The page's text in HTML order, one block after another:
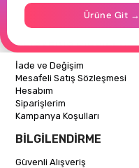
İletişim
Mağazalarımız
ALIŞVERİŞ BİLGİLERİ
İade ve Değişim
Mesafeli Satış Sözleşmesi
Hesabım
Siparişlerim
Kampanya Koşulları
BİLGİLENDİRME
Güvenli Alışveriş
Ürüne Git →